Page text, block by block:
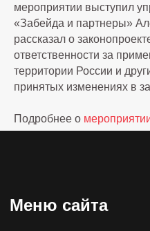
мероприятии выступил
«Забейда и партнеры»
рассказал о
ответственности за
территории России и
принятых изменениях в
Подробнее о
Мультимедиа
Подкасты